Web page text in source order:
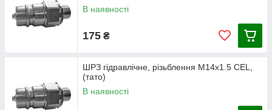
В наявності
175 ₴
ШРЗ гідравлічне, різьблення М14х1.5 CEL,
(тато)
В наявності